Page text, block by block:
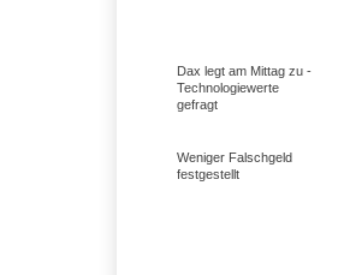
Dax legt am Mittag zu -
Technologiewerte
gefragt
Weniger Falschgeld
festgestellt